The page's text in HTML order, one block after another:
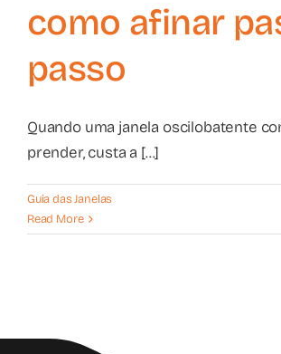
como afinar
passo
Quando uma janela oscilobatente
prender, custa a [...]
Guia das Janelas
Read More